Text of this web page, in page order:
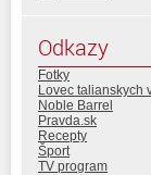
Odkazy
Fotky
Lovec talianskych
Noble Barrel
Pravda.sk
Recepty
Šport
TV program